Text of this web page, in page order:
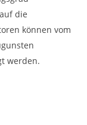
die
können vom
werden.